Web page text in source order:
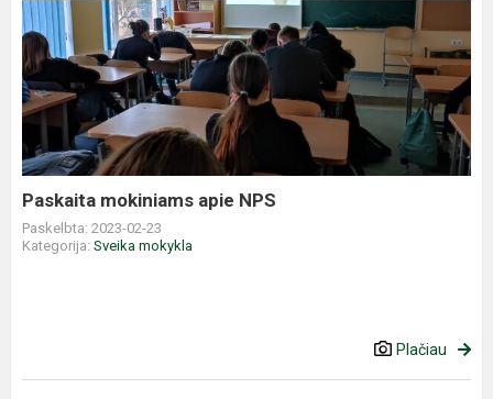
Paskaita
mokiniams
apie
NPS
Paskaita mokiniams apie NPS
Paskelbta: 2023-02-23
Kategorija: Sveika mokykla
Plačiau